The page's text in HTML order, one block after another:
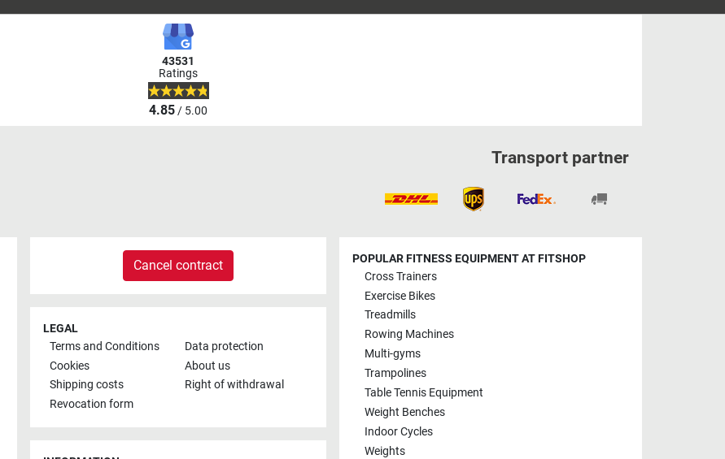
43531
Ratings
4.85/ 5.00
Transport partner
Cancel contract
LEGAL
Terms and Conditions
Data protection
Cookies
About us
Shipping costs
Right of withdrawal
Revocation form
POPULAR FITNESS EQUIPMENT AT FITSHOP
Cross Trainers
Exercise Bikes
Treadmills
Rowing Machines
Multi-gyms
Trampolines
Table Tennis Equipment
Weight Benches
Indoor Cycles
Weights